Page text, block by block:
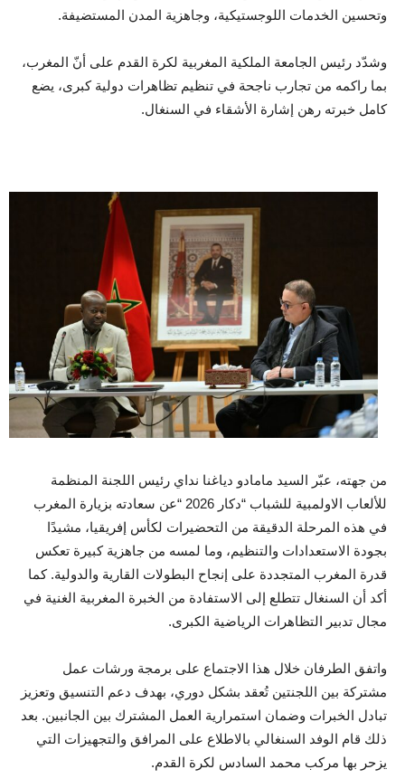
وتحسين الخدمات اللوجستيكية، وجاهزية المدن المستضيفة.
وشدّد رئيس الجامعة الملكية المغربية لكرة القدم على أنّ المغرب،
بما راكمه من تجارب ناجحة في تنظيم تظاهرات دولية كبرى، يضع
كامل خبرته رهن إشارة الأشقاء في السنغال.
من جهته، عبّر السيد مامادو دياغنا نداي رئيس اللجنة المنظمة
للألعاب الاولمبية للشباب “دكار 2026 “عن سعادته بزيارة المغرب
في هذه المرحلة الدقيقة من التحضيرات لكأس إفريقيا، مشيدًا
بجودة الاستعدادات والتنظيم، وما لمسه من جاهزية كبيرة تعكس
قدرة المغرب المتجددة على إنجاح البطولات القارية والدولية. كما
أكد أن السنغال تتطلع إلى الاستفادة من الخبرة المغربية الغنية في
مجال تدبير التظاهرات الرياضية الكبرى.
واتفق الطرفان خلال هذا الاجتماع على برمجة ورشات عمل
مشتركة بين اللجنتين تُعقد بشكل دوري، بهدف دعم التنسيق وتعزيز
تبادل الخبرات وضمان استمرارية العمل المشترك بين الجانبين. بعد
ذلك قام الوفد السنغالي بالاطلاع على المرافق والتجهيزات التي
يزحر بها مركب محمد السادس لكرة القدم.